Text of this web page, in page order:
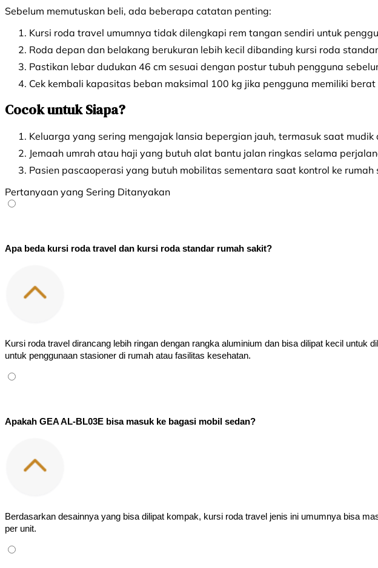
Sebelum memutuskan beli, ada beberapa catatan penting:
Kursi roda travel umumnya tidak dilengkapi rem tangan sendiri untuk
Roda depan dan belakang berukuran lebih kecil dibanding kursi roda
Pastikan lebar dudukan 46 cm sesuai dengan postur tubuh pengguna
Cek kembali kapasitas beban maksimal 100 kg jika pengguna memiliki
Cocok untuk Siapa?
Keluarga yang sering mengajak lansia bepergian jauh, termasuk saat
Jemaah umrah atau haji yang butuh alat bantu jalan ringkas selama
Pasien pascaoperasi yang butuh mobilitas sementara saat kontrol ke rumah
Pertanyaan yang Sering Ditanyakan
Apa beda kursi roda travel dan kursi roda standar rumah sakit?
Kursi roda travel dirancang lebih ringan dengan rangka aluminium dan bisa dilipat kecil
untuk penggunaan stasioner di rumah atau fasilitas kesehatan.
Apakah GEA AL-BL03E bisa masuk ke bagasi mobil sedan?
Berdasarkan desainnya yang bisa dilipat kompak, kursi roda travel jenis ini umumnya bisa
per unit.